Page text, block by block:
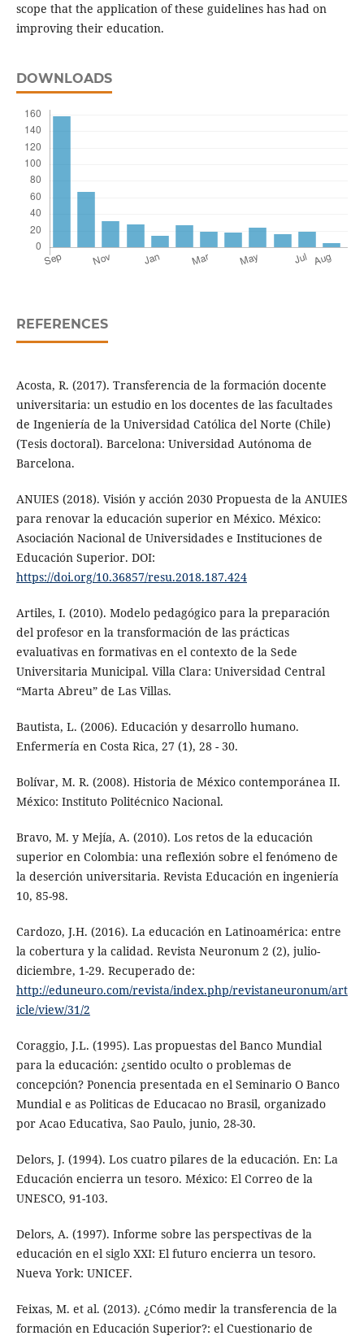
scope that the application of these guidelines has had on
improving their education.
DOWNLOADS
REFERENCES
Acosta, R. (2017). Transferencia de la formación docente
universitaria: un estudio en los docentes de las facultades
de Ingeniería de la Universidad Católica del Norte (Chile)
(Tesis doctoral). Barcelona: Universidad Autónoma de
Barcelona.
ANUIES (2018). Visión y acción 2030 Propuesta de la ANUIES
para renovar la educación superior en México. México:
Asociación Nacional de Universidades e Instituciones de
Educación Superior. DOI:
https://doi.org/10.36857/resu.2018.187.424
Artiles, I. (2010). Modelo pedagógico para la preparación
del profesor en la transformación de las prácticas
evaluativas en formativas en el contexto de la Sede
Universitaria Municipal. Villa Clara: Universidad Central
“Marta Abreu” de Las Villas.
Bautista, L. (2006). Educación y desarrollo humano.
Enfermería en Costa Rica, 27 (1), 28 - 30.
Bolívar, M. R. (2008). Historia de México contemporánea II.
México: Instituto Politécnico Nacional.
Bravo, M. y Mejía, A. (2010). Los retos de la educación
superior en Colombia: una reflexión sobre el fenómeno de
la deserción universitaria. Revista Educación en ingeniería
10, 85-98.
Cardozo, J.H. (2016). La educación en Latinoamérica: entre
la cobertura y la calidad. Revista Neuronum 2 (2), julio-
diciembre, 1-29. Recuperado de:
http://eduneuro.com/revista/index.php/revistaneuronum/art
icle/view/31/2
Coraggio, J.L. (1995). Las propuestas del Banco Mundial
para la educación: ¿sentido oculto o problemas de
concepción? Ponencia presentada en el Seminario O Banco
Mundial e as Politicas de Educacao no Brasil, organizado
por Acao Educativa, Sao Paulo, junio, 28-30.
Delors, J. (1994). Los cuatro pilares de la educación. En: La
Educación encierra un tesoro. México: El Correo de la
UNESCO, 91-103.
Delors, A. (1997). Informe sobre las perspectivas de la
educación en el siglo XXI: El futuro encierra un tesoro.
Nueva York: UNICEF.
Feixas, M. et al. (2013). ¿Cómo medir la transferencia de la
formación en Educación Superior?: el Cuestionario de